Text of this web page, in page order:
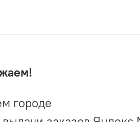
городе